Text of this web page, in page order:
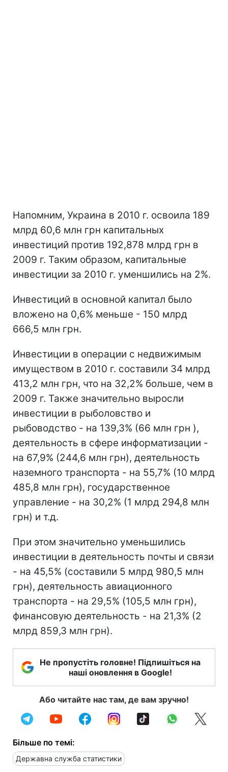
Напомним, Украина в 2010 г. освоила 189
млрд 60,6 млн грн капитальных
инвестиций против 192,878 млрд грн в
2009 г. Таким образом, капитальные
инвестиции за 2010 г. уменшились на 2%.
Инвестиций в основной капитал было
вложено на 0,6% меньше - 150 млрд
666,5 млн грн.
Инвестиции в операции с недвижимым
имуществом в 2010 г. составили 34 млрд
413,2 млн грн, что на 32,2% больше, чем в
2009 г. Также значительно выросли
инвестиции в рыболовство и
рыбоводство - на 139,3% (66 млн грн ),
деятельность в сфере информатизации -
на 67,9% (244,6 млн грн), деятельность
наземного транспорта - на 55,7% (10 млрд
485,8 млн грн), государственное
управление - на 30,2% (1 млрд 294,8 млн
грн) и т.д.
При этом значительно уменьшились
инвестиции в деятельность почты и связи
- на 45,5% (составили 5 млрд 980,5 млн
грн), деятельность авиационного
транспорта - на 29,5% (105,5 млн грн),
финансовую деятельность - на 21,3% (2
млрд 859,3 млн грн).
Не пропустіть головне! Підпишіться на
наші оновлення в Google!
Або читайте нас там, де вам зручно!
Більше по темі:
Державна служба статистики